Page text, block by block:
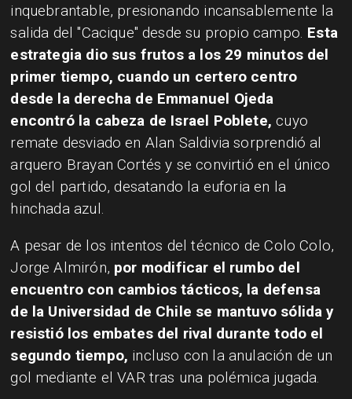
inquebrantable, presionando incansablemente la
salida del "Cacique" desde su propio campo. Esta
estrategia dio sus frutos a los 29 minutos del
primer tiempo, cuando un certero centro
desde la derecha de Emmanuel Ojeda
encontró la cabeza de Israel Poblete, cuyo
remate desviado en Alan Saldivia sorprendió al
arquero Brayan Cortés y se convirtió en el único
gol del partido, desatando la euforia en la
hinchada azul.
A pesar de los intentos del técnico de Colo Colo,
Jorge Almirón, por modificar el rumbo del
encuentro con cambios tácticos, la defensa
de la Universidad de Chile se mantuvo sólida y
resistió los embates del rival durante todo el
segundo tiempo, incluso con la anulación de un
gol mediante el VAR tras una polémica jugada.